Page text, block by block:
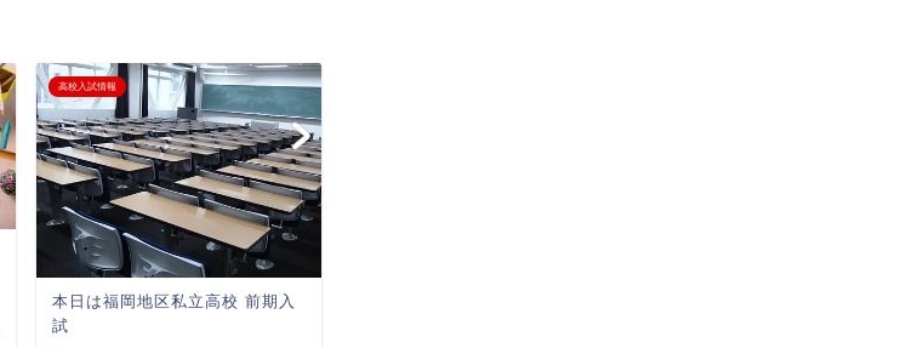
高校入試情報
本日は福岡地区私立高校 前期入
試